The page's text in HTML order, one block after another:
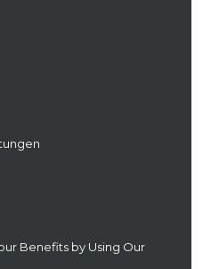
Benefits by Using Our